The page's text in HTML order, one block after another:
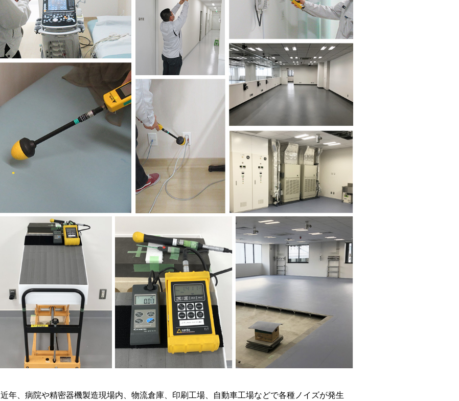
近年、病院や精密器機製造現場内、物流倉庫、印刷工場、自動車工場などで各種ノイズが発生